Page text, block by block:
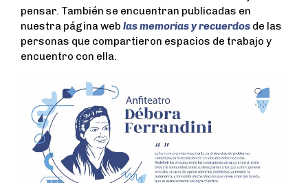
pensar. También se encuentran publicadas en
nuestra página web las memorias y recuerdos de las
personas que compartieron espacios de trabajo y
encuentro con ella.